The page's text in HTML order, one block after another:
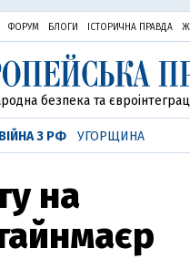
ФОРУМ БЛОГИ ІСТОРИЧНА ПРАВДА
безпека та
ВІЙНА З РФ УГОРЩИНА
на